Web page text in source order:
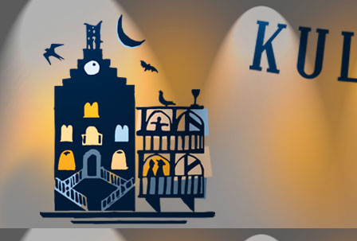
Inhalt
springen